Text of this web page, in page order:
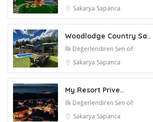
Sakarya Sapanca
Woodlodge Country Sa..
İlk Değerlendiren Sen ol!
Sakarya Sapanca
My Resort Prive..
İlk Değerlendiren Sen ol!
Sakarya Sapanca